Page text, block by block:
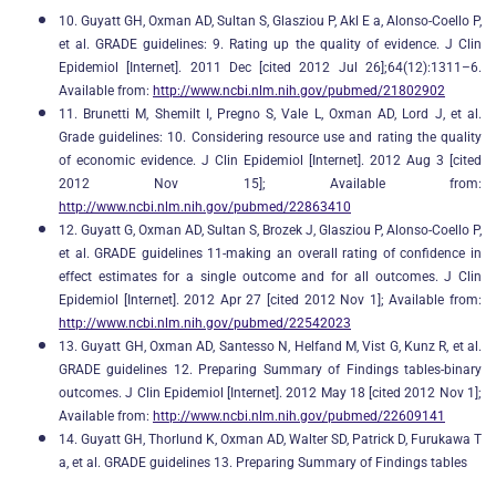
10. Guyatt GH, Oxman AD, Sultan S, Glasziou P, Akl E a, Alonso-Coello P,
et al. GRADE guidelines: 9. Rating up the quality of evidence. J Clin
Epidemiol [Internet]. 2011 Dec [cited 2012 Jul 26];64(12):1311–6.
Available from: http://www.ncbi.nlm.nih.gov/pubmed/21802902
11. Brunetti M, Shemilt I, Pregno S, Vale L, Oxman AD, Lord J, et al.
Grade guidelines: 10. Considering resource use and rating the quality
of economic evidence. J Clin Epidemiol [Internet]. 2012 Aug 3 [cited
2012 Nov 15]; Available from:
http://www.ncbi.nlm.nih.gov/pubmed/22863410
12. Guyatt G, Oxman AD, Sultan S, Brozek J, Glasziou P, Alonso-Coello P,
et al. GRADE guidelines 11-making an overall rating of confidence in
effect estimates for a single outcome and for all outcomes. J Clin
Epidemiol [Internet]. 2012 Apr 27 [cited 2012 Nov 1]; Available from:
http://www.ncbi.nlm.nih.gov/pubmed/22542023
13. Guyatt GH, Oxman AD, Santesso N, Helfand M, Vist G, Kunz R, et al.
GRADE guidelines 12. Preparing Summary of Findings tables-binary
outcomes. J Clin Epidemiol [Internet]. 2012 May 18 [cited 2012 Nov 1];
Available from: http://www.ncbi.nlm.nih.gov/pubmed/22609141
14. Guyatt GH, Thorlund K, Oxman AD, Walter SD, Patrick D, Furukawa T
a, et al. GRADE guidelines 13. Preparing Summary of Findings tables